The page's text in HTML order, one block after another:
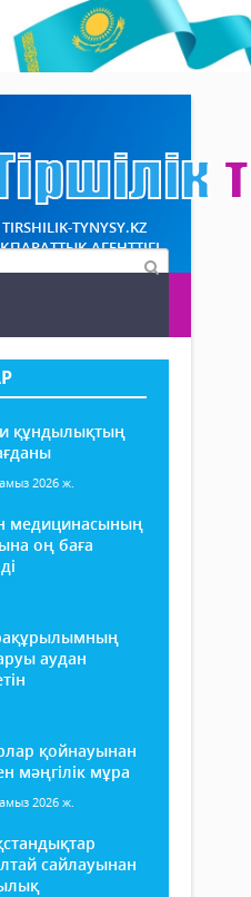
TIRSHILIK-TYNYSY.KZ
АГЕНТТІГІ
құндылықтың
2026 ж.
медицинасының
оң баға
аудан
қойнауынан
мәңгілік мұра
2026 ж.
сайлауынан